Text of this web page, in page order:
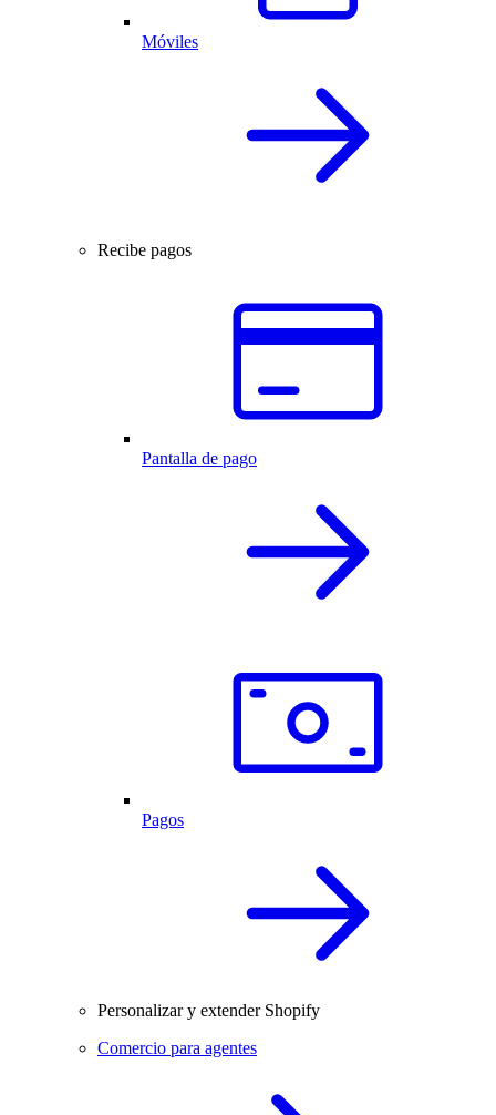
Móviles
Recibe pagos
Pantalla de pago
Pagos
Personalizar y extender Shopify
Comercio para agentes